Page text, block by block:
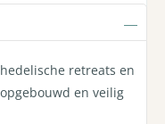
retreats en
en veilig